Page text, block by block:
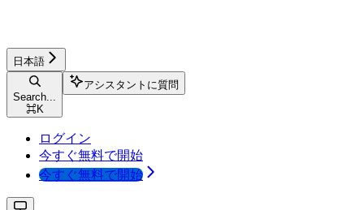
日本語
Search...
⌘K
アシスタントに質問
ログイン
今すぐ無料で開始
今すぐ無料で開始